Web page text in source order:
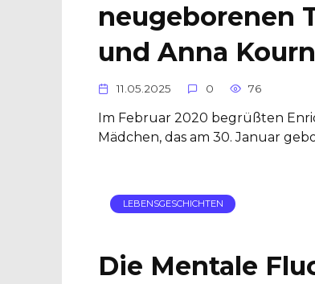
neugeborenen
und Anna
11.05.2025 0 76
Im Februar 2020 begrüßten
Mädchen, das am 30. Januar
LEBENSGESCHICHTEN
Die Mentale